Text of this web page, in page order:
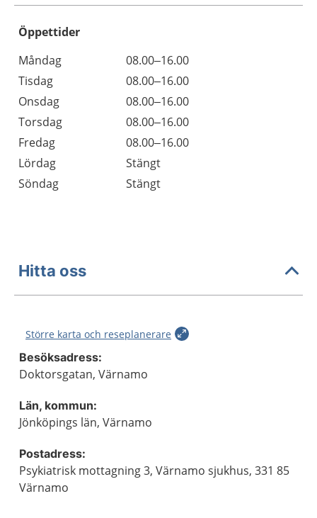
Öppettider
Dag
Öppettider
Kommentarer
Måndag
08.00–16.00
Tisdag
08.00–16.00
Onsdag
08.00–16.00
Torsdag
08.00–16.00
Fredag
08.00–16.00
Lördag
Stängt
Söndag
Stängt
Hitta oss
Större karta och reseplanerare
Besöksadress:
Doktorsgatan, Värnamo
Län, kommun:
Jönköpings län, Värnamo
Postadress:
Psykiatrisk mottagning 3, Värnamo sjukhus, 331 85
Värnamo